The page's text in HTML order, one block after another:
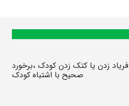
فریاد زدن یا کتک زدن کودک ،برخورد
صحیح با اشتباه کودک